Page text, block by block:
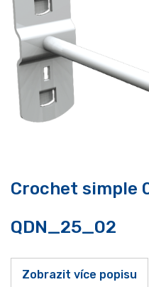
Crochet simple
QDN_25_02
Zobrazit více popisu